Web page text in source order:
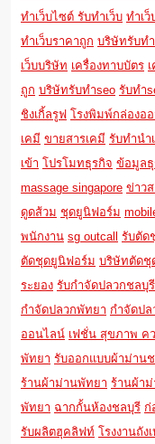
ทำเว็บไซต์ รับทำเว็บ ทำเ
ทำเว็บราคาถูก บริษัทรับทำ
เว็บบริษัท เครื่องทาบบัตร
ถูก บริษัทรับทำseo รับทำ
ชิงเกิ้ลรูฟ โรงพิมพ์กล่องอ
เคมี ขายสารเคมี รับทำนำ
เข้า โปรโมทธุรกิจ ข้อมูลธุ
massage singapore ข่าว
ดูดส้วม ชุดยูนิฟอร์ม
พนักงาน sg outcall รับตัด
ตัดชุดยูนิฟอร์ม บริษัทตัดชุ
ระยอง รับกำจัดปลวกชลบุรี
กำจัดปลวกพัทยา กำจัดปล
ออนไลน์ เฟชั่น สุขภาพ ค
พัทยา รับออกแบบผ้าม่าน
ร้านผ้าม่านพัทยา ร้านผ้า
พัทยา ฉากกั้นห้องชลบุรี ก่
รับผลิตฮุคลิฟท์ โรงงานถัง